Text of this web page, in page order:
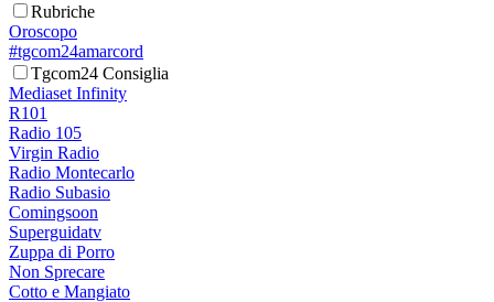
Rubriche
Oroscopo
#tgcom24amarcord
Tgcom24 Consiglia
Mediaset Infinity
R101
Radio 105
Virgin Radio
Radio Montecarlo
Radio Subasio
Comingsoon
Superguidatv
Zuppa di Porro
Non Sprecare
Cotto e Mangiato